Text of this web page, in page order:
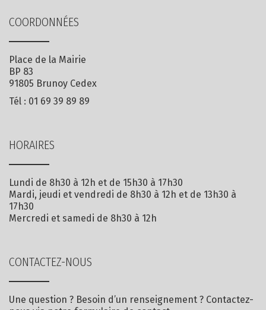
COORDONNÉES
Place de la Mairie
BP 83
91805 Brunoy Cedex
Tél : 01 69 39 89 89
HORAIRES
Lundi de 8h30 à 12h et de 15h30 à 17h30
Mardi, jeudi et vendredi de 8h30 à 12h et de 13h30 à
17h30
Mercredi et samedi de 8h30 à 12h
CONTACTEZ-NOUS
Une question ? Besoin d’un renseignement ? Contactez-